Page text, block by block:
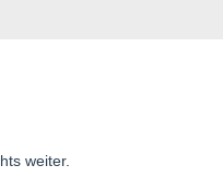
weiter.